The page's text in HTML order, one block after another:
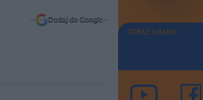
Dodaj do Google
TERAZ GRAMY